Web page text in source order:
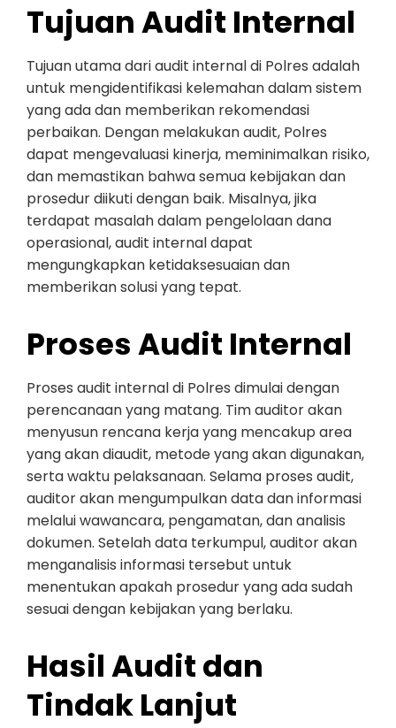
Tujuan Audit Internal
Tujuan utama dari audit internal di Polres adalah
untuk mengidentifikasi kelemahan dalam sistem
yang ada dan memberikan rekomendasi
perbaikan. Dengan melakukan audit, Polres
dapat mengevaluasi kinerja, meminimalkan risiko,
dan memastikan bahwa semua kebijakan dan
prosedur diikuti dengan baik. Misalnya, jika
terdapat masalah dalam pengelolaan dana
operasional, audit internal dapat
mengungkapkan ketidaksesuaian dan
memberikan solusi yang tepat.
Proses Audit Internal
Proses audit internal di Polres dimulai dengan
perencanaan yang matang. Tim auditor akan
menyusun rencana kerja yang mencakup area
yang akan diaudit, metode yang akan digunakan,
serta waktu pelaksanaan. Selama proses audit,
auditor akan mengumpulkan data dan informasi
melalui wawancara, pengamatan, dan analisis
dokumen. Setelah data terkumpul, auditor akan
menganalisis informasi tersebut untuk
menentukan apakah prosedur yang ada sudah
sesuai dengan kebijakan yang berlaku.
Hasil Audit dan
Tindak Lanjut